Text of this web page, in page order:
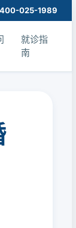
025-1989
就诊指
南